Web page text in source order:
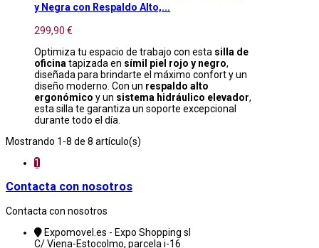
y Negra con Respaldo Alto,...
299,90 €
Optimiza tu espacio de trabajo con esta silla de
oficina tapizada en símil piel rojo y negro,
diseñada para brindarte el máximo confort y un
diseño moderno. Con un respaldo alto
ergonómico y un sistema hidráulico elevador,
esta silla te garantiza un soporte excepcional
durante todo el día.
Mostrando 1-8 de 8 artículo(s)
1
Contacta con nosotros
Contacta con nosotros
Expomovel.es - Expo Shopping sl
C/ Viena-Estocolmo, parcela i-16